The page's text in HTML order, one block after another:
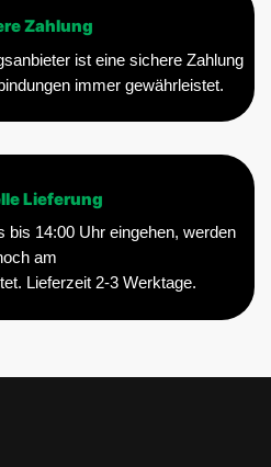
Zahlung
ist eine sichere Zahlung
immer gewährleistet.
Lieferung
bis 14:00 Uhr eingehen, werden
am
Lieferzeit 2-3 Werktage.